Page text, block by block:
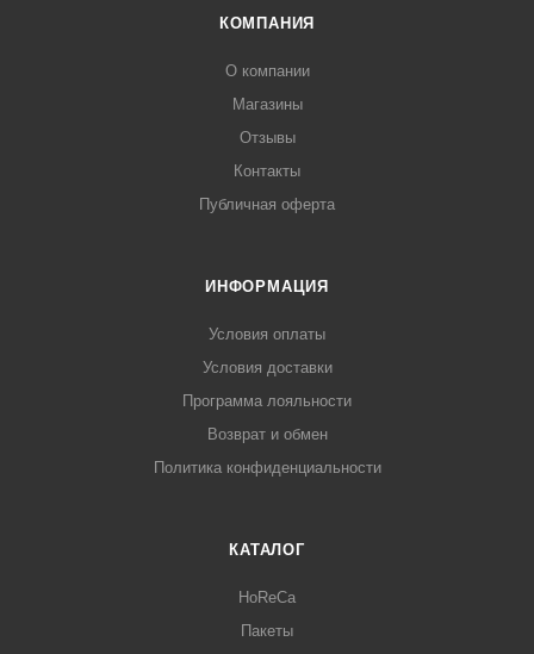
КОМПАНИЯ
О компании
Магазины
Отзывы
Контакты
Публичная оферта
ИНФОРМАЦИЯ
Условия оплаты
Условия доставки
Программа лояльности
Возврат и обмен
Политика конфиденциальности
КАТАЛОГ
HoReCa
Пакеты